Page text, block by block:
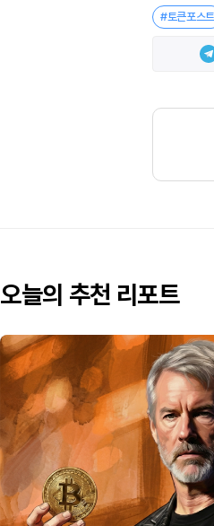
#토큰포스트
오늘의 추천 리포트